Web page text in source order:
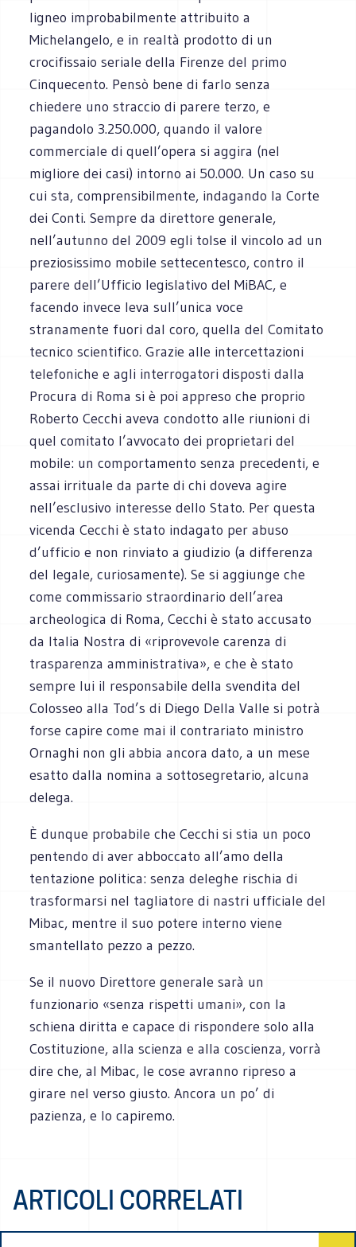
ligneo improbabilmente attribuito a
Michelangelo, e in realtà prodotto di un
crocifissaio seriale della Firenze del primo
Cinquecento. Pensò bene di farlo senza
chiedere uno straccio di parere terzo, e
pagandolo 3.250.000, quando il valore
commerciale di quell’opera si aggira (nel
migliore dei casi) intorno ai 50.000. Un caso su
cui sta, comprensibilmente, indagando la Corte
dei Conti. Sempre da direttore generale,
nell’autunno del 2009 egli tolse il vincolo ad un
preziosissimo mobile settecentesco, contro il
parere dell’Ufficio legislativo del MiBAC, e
facendo invece leva sull’unica voce
stranamente fuori dal coro, quella del Comitato
tecnico scientifico. Grazie alle intercettazioni
telefoniche e agli interrogatori disposti dalla
Procura di Roma si è poi appreso che proprio
Roberto Cecchi aveva condotto alle riunioni di
quel comitato l’avvocato dei proprietari del
mobile: un comportamento senza precedenti, e
assai irrituale da parte di chi doveva agire
nell’esclusivo interesse dello Stato. Per questa
vicenda Cecchi è stato indagato per abuso
d’ufficio e non rinviato a giudizio (a differenza
del legale, curiosamente). Se si aggiunge che
come commissario straordinario dell’area
archeologica di Roma, Cecchi è stato accusato
da Italia Nostra di «riprovevole carenza di
trasparenza amministrativa», e che è stato
sempre lui il responsabile della svendita del
Colosseo alla Tod’s di Diego Della Valle si potrà
forse capire come mai il contrariato ministro
Ornaghi non gli abbia ancora dato, a un mese
esatto dalla nomina a sottosegretario, alcuna
delega.
È dunque probabile che Cecchi si stia un poco
pentendo di aver abboccato all’amo della
tentazione politica: senza deleghe rischia di
trasformarsi nel tagliatore di nastri ufficiale del
Mibac, mentre il suo potere interno viene
smantellato pezzo a pezzo.
Se il nuovo Direttore generale sarà un
funzionario «senza rispetti umani», con la
schiena diritta e capace di rispondere solo alla
Costituzione, alla scienza e alla coscienza, vorrà
dire che, al Mibac, le cose avranno ripreso a
girare nel verso giusto. Ancora un po’ di
pazienza, e lo capiremo.
ARTICOLI CORRELATI